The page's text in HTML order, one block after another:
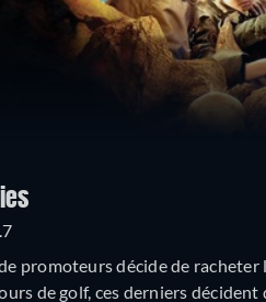
promoteurs décide de
de golf, ces derniers